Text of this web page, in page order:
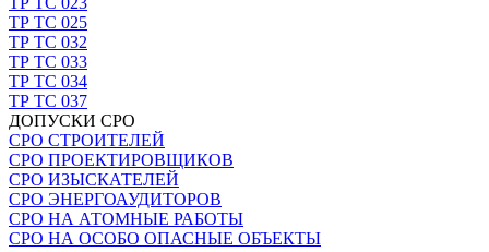
ТР ТС 025
ТР ТС 032
ТР ТС 033
ТР ТС 034
ТР ТС 037
ДОПУСКИ СРО
СРО СТРОИТЕЛЕЙ
СРО ПРОЕКТИРОВЩИКОВ
СРО ИЗЫСКАТЕЛЕЙ
СРО ЭНЕРГОАУДИТОРОВ
СРО НА АТОМНЫЕ РАБОТЫ
СРО НА ОСОБО ОПАСНЫЕ ОБЪЕКТЫ